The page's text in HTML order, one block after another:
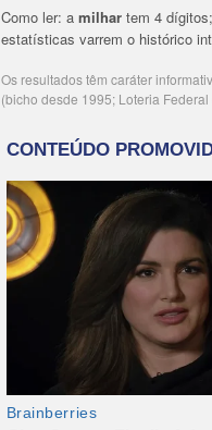
Como ler: a milhar tem 4
estatísticas varrem o histórico
Os resultados têm caráter
(bicho desde 1995; Loteria
Publicidade